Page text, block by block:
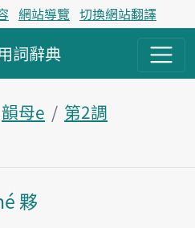
網站導覽 切換網站翻譯
詞辭典
韻母e
第2調
主內容區塊
夥